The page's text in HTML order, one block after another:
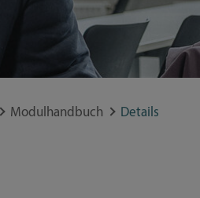
Modulhandbuch Details